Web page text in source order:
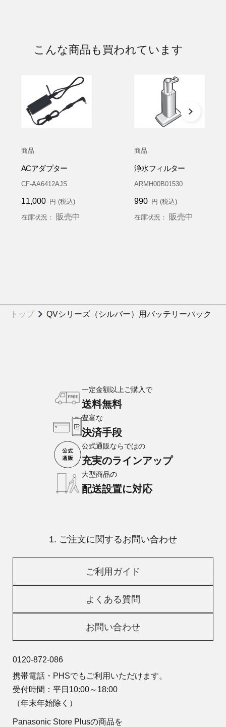
こんな商品も買われています
商品
ACアダプター
CF-AA6412AJS
11,000 円 (税込)
在庫状況： 販売中
商品
浄水フィルター
ARMH00B01530
990 円 (税込)
在庫状況： 販売中
トップ QVシリーズ（シルバー）用バッテリーパック
一定金額以上ご購入で
送料無料
豊富な
決済手段
公式通販ならではの
充実のラインアップ
大型商品の
配送設置に対応
1. ご注文に関するお問い合わせ
ご利用ガイド
よくある質問
お問い合わせ
0120-872-086
携帯電話・PHSでもご利用いただけます。
受付時間：平日10:00～18:00
（年末年始除く）
Panasonic Store Plusの商品を